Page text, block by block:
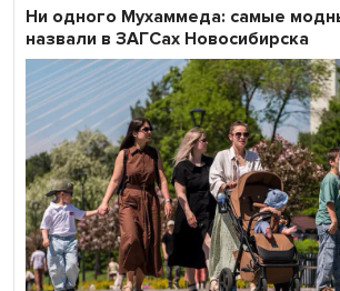
Ни одного Мухаммеда: самые
назвали в ЗАГСах Новосибирска